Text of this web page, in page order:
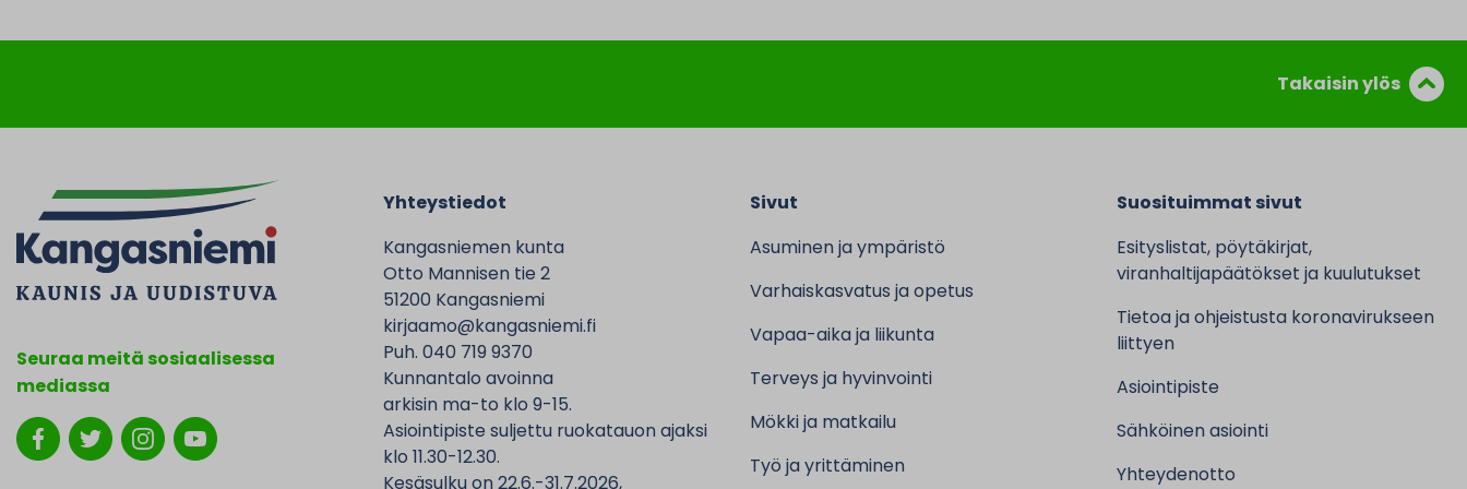
Takaisin ylös
Seuraa meitä sosiaalisessa
mediassa
Yhteystiedot
Kangasniemen kunta
Otto Mannisen tie 2
51200 Kangasniemi
kirjaamo@kangasniemi.fi
Puh. 040 719 9370
Kunnantalo avoinna
arkisin ma-to klo 9-15.
Asiointipiste suljettu ruokatauon ajaksi
klo 11.30-12.30.
Kesäsulku on 22.6.-31.7.2026,
Sivut
Asuminen ja ympäristö
Varhaiskasvatus ja opetus
Vapaa-aika ja liikunta
Terveys ja hyvinvointi
Mökki ja matkailu
Työ ja yrittäminen
Suosituimmat sivut
Esityslistat, pöytäkirjat,
viranhaltijapäätökset ja kuulutukset
Tietoa ja ohjeistusta koronavirukseen
liittyen
Asiointipiste
Sähköinen asiointi
Yhteydenotto